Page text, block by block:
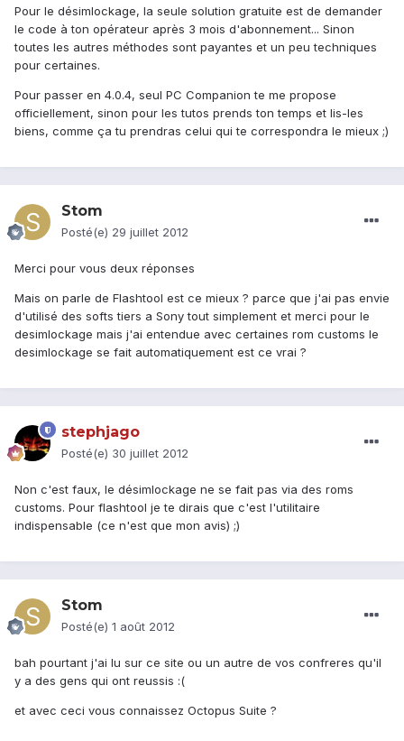
Pour le désimlockage, la seule solution gratuite est de demander
le code à ton opérateur après 3 mois d'abonnement... Sinon
toutes les autres méthodes sont payantes et un peu techniques
pour certaines.
Pour passer en 4.0.4, seul PC Companion te me propose
officiellement, sinon pour les tutos prends ton temps et lis-les
biens, comme ça tu prendras celui qui te correspondra le mieux ;)
Stom
Posté(e) 29 juillet 2012
Merci pour vous deux réponses
Mais on parle de Flashtool est ce mieux ? parce que j'ai pas envie
d'utilisé des softs tiers a Sony tout simplement et merci pour le
desimlockage mais j'ai entendue avec certaines rom customs le
desimlockage se fait automatiquement est ce vrai ?
stephjago
Posté(e) 30 juillet 2012
Non c'est faux, le désimlockage ne se fait pas via des roms
customs. Pour flashtool je te dirais que c'est l'utilitaire
indispensable (ce n'est que mon avis) ;)
Stom
Posté(e) 1 août 2012
bah pourtant j'ai lu sur ce site ou un autre de vos confreres qu'il
y a des gens qui ont reussis :(
et avec ceci vous connaissez Octopus Suite ?